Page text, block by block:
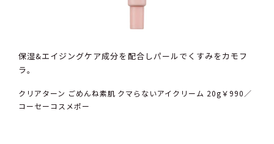
保湿&エイジングケア成分を配合しパールでくすみをカモフ
ラ。
クリアターン ごめんね素肌 クマらないアイクリーム 20g￥990／
コーセーコスメポー